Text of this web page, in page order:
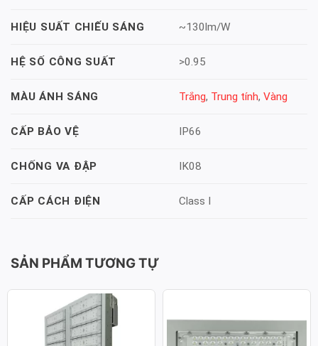
HIỆU SUẤT CHIẾU SÁNG ~130lm/W
HỆ SỐ CÔNG SUẤT >0.95
MÀU ÁNH SÁNG Trắng, Trung tính, Vàng
CẤP BẢO VỆ IP66
CHỐNG VA ĐẬP IK08
CẤP CÁCH ĐIỆN Class I
SẢN PHẨM TƯƠNG TỰ